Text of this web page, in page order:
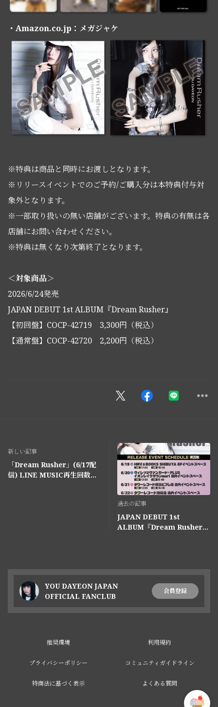
・Amazon.co.jp：メガジャケ
※特典は商品と同時にお渡しとなります。
※リリースイベントでのご予約/ご購入分は本特典付与対
象外となります。
※一部取り扱いの無い店舗がございます。特典の有無は各
店舗にお問い合わせください。
※特典は無くなり次第終了となります。
＜対象商品＞
2026/6/24発売
JAPAN DEBUT 1st ALBUM『Dream Rusher』
【初回盤】COCP-42719 3,300円（税込）
【通常盤】COCP-42720 2,200円（税込）
新しい記事
「Dream Rusher」(6/17配
信) LINE MUSIC再生回数キ
過去の記事
JAPAN DEBUT 1st
ALBUM『Dream Rusher』
YOU DAYEON JAPAN
OFFICIAL FANCLUB
会員登録
推奨環境 利用規約
プライバシーポリシー コミュニティガイドライン
特商法に基づく表示 よくある質問